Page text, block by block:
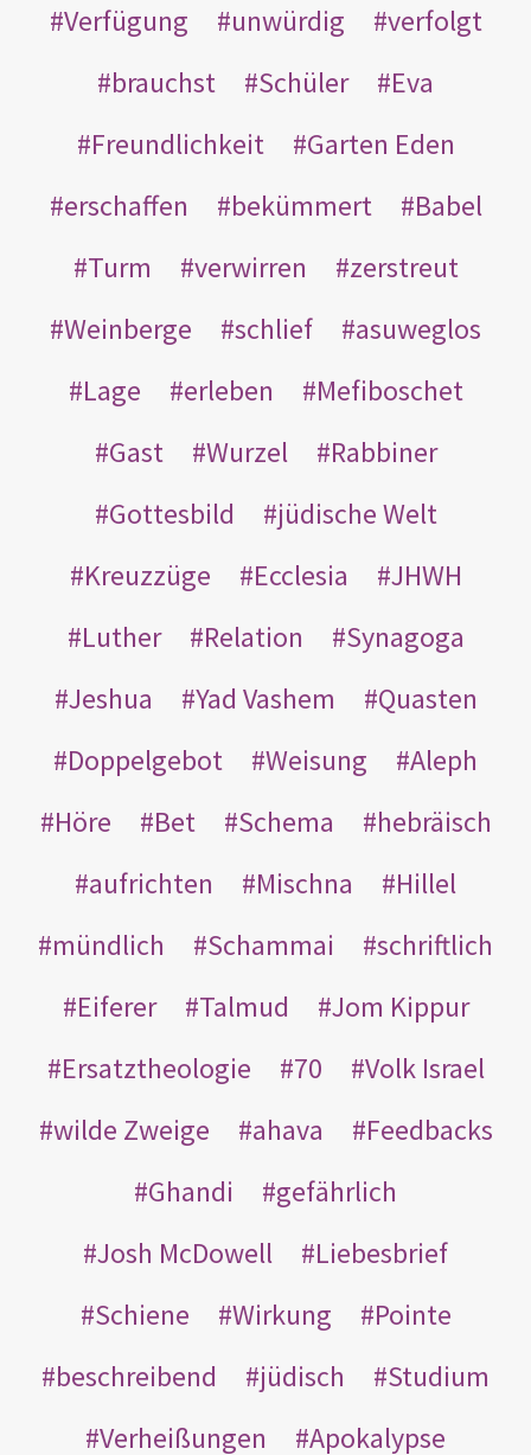
Verfügung
unwürdig
verfolgt
brauchst
Schüler
Eva
Freundlichkeit
Garten Eden
erschaffen
bekümmert
Babel
Turm
verwirren
zerstreut
Weinberge
schlief
asuweglos
Lage
erleben
Mefiboschet
Gast
Wurzel
Rabbiner
Gottesbild
jüdische Welt
Kreuzzüge
Ecclesia
JHWH
Luther
Relation
Synagoga
Jeshua
Yad Vashem
Quasten
Doppelgebot
Weisung
Aleph
Höre
Bet Schema
hebräisch
aufrichten
Mischna
Hillel
mündlich
Schammai
schriftlich
Eiferer
Talmud
Jom Kippur
Ersatztheologie
70
Volk Israel
wilde Zweige
ahava
Feedbacks
Ghandi
gefährlich
Josh McDowell
Liebesbrief
Schiene
Wirkung
Pointe
beschreibend
jüdisch
Studium
Verheißungen
Apokalypse